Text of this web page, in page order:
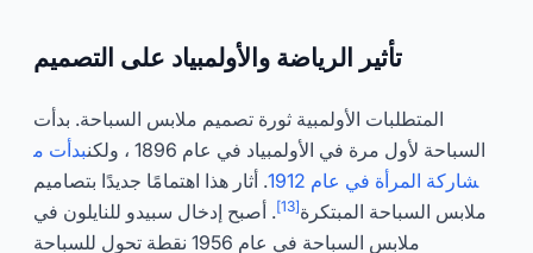
تأثير الرياضة والأولمبياد على التصميم
المتطلبات الأولمبية ثورة تصميم ملابس السباحة. بدأت
السباحة لأول مرة في الأولمبياد في عام 1896 ، ولكن
بدأت م
شاركة المرأة في عام 1912
. أثار هذا اهتمامًا جديدًا بتصاميم
ملابس السباحة المبتكرة[13]
. أصبح إدخال سبيدو للنايلون في
ملابس السباحة في عام 1956 نقطة تحول للسباحة